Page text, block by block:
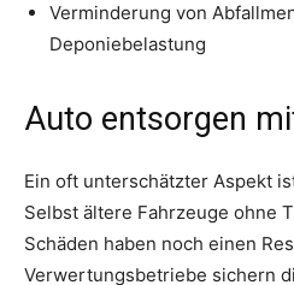
Verminderung von
Deponiebelastung
Auto entsorgen
Ein oft unterschätzter Aspekt
Selbst ältere Fahrzeuge ohne
Schäden haben noch einen
Verwertungsbetriebe sichern